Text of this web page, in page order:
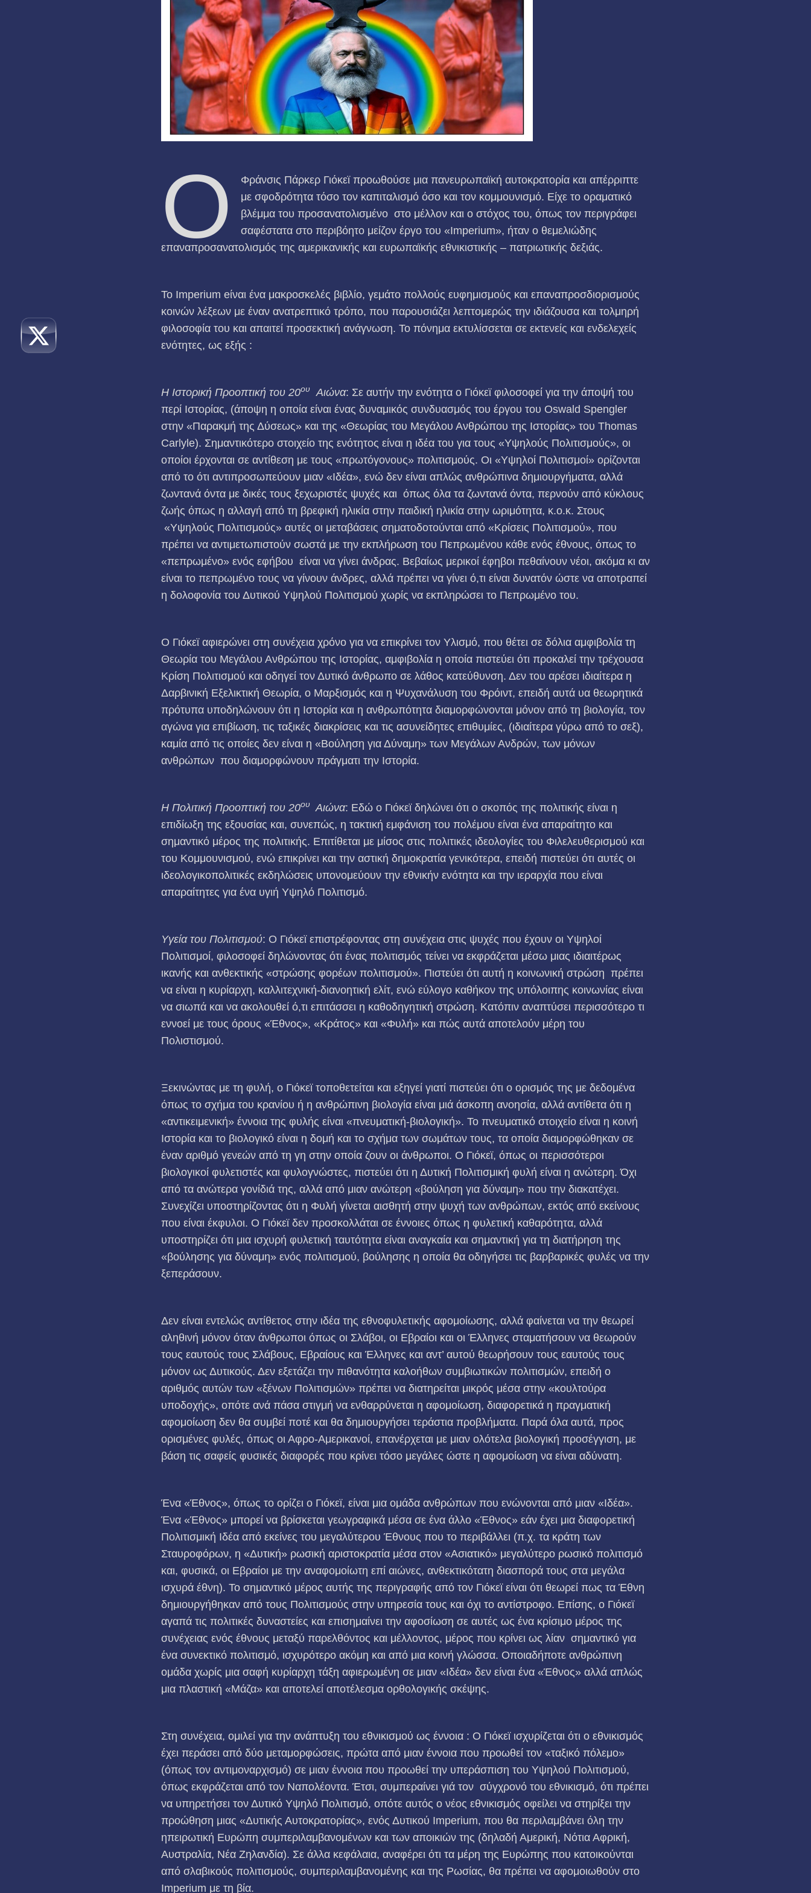
Ο
Φράνσις Πάρκερ Γιόκεϊ προωθούσε μια πανευρωπαϊκή αυτοκρατορία και απέρριπτε
με σφοδρότητα τόσο τον καπιταλισμό όσο και τον κομμουνισμό. Είχε το οραματικό
βλέμμα του προσανατολισμένο στο μέλλον και ο στόχος του, όπως τον περιγράφει
σαφέστατα στο περιβόητο μείζον έργο του «Imperium», ήταν ο θεμελιώδης
επαναπροσανατολισμός της αμερικανικής και ευρωπαϊκής εθνικιστικής – πατριωτικής δεξιάς.
Το Imperium eίναι ένα μακροσκελές βιβλίο, γεμάτο πολλούς ευφημισμούς και επαναπροσδιορισμούς
κοινών λέξεων με έναν ανατρεπτικό τρόπο, που παρουσιάζει λεπτομερώς την ιδιάζουσα και τολμηρή
φιλοσοφία του και απαιτεί προσεκτική ανάγνωση. Το πόνημα εκτυλίσσεται σε εκτενείς και ενδελεχείς
ενότητες, ως εξής :
Η Ιστορική Προοπτική του 20ου Αιώνα: Σε αυτήν την ενότητα ο Γιόκεϊ φιλοσοφεί για την άποψή του
περί Ιστορίας, (άποψη η οποία είναι ένας δυναμικός συνδυασμός του έργου του Oswald Spengler
στην «Παρακμή της Δύσεως» και της «Θεωρίας του Μεγάλου Ανθρώπου της Ιστορίας» του Thomas
Carlyle). Σημαντικότερο στοιχείο της ενότητος είναι η ιδέα του για τους «Υψηλούς Πολιτισμούς», οι
οποίοι έρχονται σε αντίθεση με τους «πρωτόγονους» πολιτισμούς. Οι «Υψηλοί Πολιτισμοί» ορίζονται
από το ότι αντιπροσωπεύουν μιαν «Ιδέα», ενώ δεν είναι απλώς ανθρώπινα δημιουργήματα, αλλά
ζωντανά όντα με δικές τους ξεχωριστές ψυχές και όπως όλα τα ζωντανά όντα, περνούν από κύκλους
ζωής όπως η αλλαγή από τη βρεφική ηλικία στην παιδική ηλικία στην ωριμότητα, κ.ο.κ. Στους
«Υψηλούς Πολιτισμούς» αυτές οι μεταβάσεις σηματοδοτούνται από «Κρίσεις Πολιτισμού», που
πρέπει να αντιμετωπιστούν σωστά με την εκπλήρωση του Πεπρωμένου κάθε ενός έθνους, όπως το
«πεπρωμένο» ενός εφήβου είναι να γίνει άνδρας. Βεβαίως μερικοί έφηβοι πεθαίνουν νέοι, ακόμα κι αν
είναι το πεπρωμένο τους να γίνουν άνδρες, αλλά πρέπει να γίνει ό,τι είναι δυνατόν ώστε να αποτραπεί
η δολοφονία του Δυτικού Υψηλού Πολιτισμού χωρίς να εκπληρώσει το Πεπρωμένο του.
Ο Γιόκεϊ αφιερώνει στη συνέχεια χρόνο για να επικρίνει τον Υλισμό, που θέτει σε δόλια αμφιβολία τη
Θεωρία του Μεγάλου Ανθρώπου της Ιστορίας, αμφιβολία η οποία πιστεύει ότι προκαλεί την τρέχουσα
Κρίση Πολιτισμού και οδηγεί τον Δυτικό άνθρωπο σε λάθος κατεύθυνση. Δεν του αρέσει ιδιαίτερα η
Δαρβινική Εξελικτική Θεωρία, ο Μαρξισμός και η Ψυχανάλυση του Φρόιντ, επειδή αυτά υα θεωρητικά
πρότυπα υποδηλώνουν ότι η Ιστορία και η ανθρωπότητα διαμορφώνονται μόνον από τη βιολογία, τον
αγώνα για επιβίωση, τις ταξικές διακρίσεις και τις ασυνείδητες επιθυμίες, (ιδιαίτερα γύρω από το σεξ),
καμία από τις οποίες δεν είναι η «Βούληση για Δύναμη» των Μεγάλων Ανδρών, των μόνων
ανθρώπων που διαμορφώνουν πράγματι την Ιστορία.
Η Πολιτική Προοπτική του 20ου Αιώνα: Εδώ ο Γιόκεϊ δηλώνει ότι ο σκοπός της πολιτικής είναι η
επιδίωξη της εξουσίας και, συνεπώς, η τακτική εμφάνιση του πολέμου είναι ένα απαραίτητο και
σημαντικό μέρος της πολιτικής. Επιτίθεται με μίσος στις πολιτικές ιδεολογίες του Φιλελευθερισμού και
του Κομμουνισμού, ενώ επικρίνει και την αστική δημοκρατία γενικότερα, επειδή πιστεύει ότι αυτές οι
ιδεολογικοπολιτικές εκδηλώσεις υπονομεύουν την εθνικήν ενότητα και την ιεραρχία που είναι
απαραίτητες για ένα υγιή Υψηλό Πολιτισμό.
Υγεία του Πολιτισμού: Ο Γιόκεϊ επιστρέφοντας στη συνέχεια στις ψυχές που έχουν οι Υψηλοί
Πολιτισμοί, φιλοσοφεί δηλώνοντας ότι ένας πολιτισμός τείνει να εκφράζεται μέσω μιας ιδιαιτέρως
ικανής και ανθεκτικής «στρώσης φορέων πολιτισμού». Πιστεύει ότι αυτή η κοινωνική στρώση πρέπει
να είναι η κυρίαρχη, καλλιτεχνική-διανοητική ελίτ, ενώ εύλογο καθήκον της υπόλοιπης κοινωνίας είναι
να σιωπά και να ακολουθεί ό,τι επιτάσσει η καθοδηγητική στρώση. Κατόπιν αναπτύσει περισσότερο τι
εννοεί με τους όρους «Έθνος», «Κράτος» και «Φυλή» και πώς αυτά αποτελούν μέρη του
Πολιστισμού.
Ξεκινώντας με τη φυλή, ο Γιόκεϊ τοποθετείται και εξηγεί γιατί πιστεύει ότι ο ορισμός της με δεδομένα
όπως το σχήμα του κρανίου ή η ανθρώπινη βιολογία είναι μιά άσκοπη ανοησία, αλλά αντίθετα ότι η
«αντικειμενική» έννοια της φυλής είναι «πνευματική-βιολογική». Το πνευματικό στοιχείο είναι η κοινή
Ιστορία και το βιολογικό είναι η δομή και το σχήμα των σωμάτων τους, τα οποία διαμορφώθηκαν σε
έναν αριθμό γενεών από τη γη στην οποία ζουν οι άνθρωποι. Ο Γιόκεϊ, όπως οι περισσότεροι
βιολογικοί φυλετιστές και φυλογνώστες, πιστεύει ότι η Δυτική Πολιτισμική φυλή είναι η ανώτερη. Όχι
από τα ανώτερα γονίδιά της, αλλά από μιαν ανώτερη «βούληση για δύναμη» που την διακατέχει.
Συνεχίζει υποστηρίζοντας ότι η Φυλή γίνεται αισθητή στην ψυχή των ανθρώπων, εκτός από εκείνους
που είναι έκφυλοι. Ο Γιόκεϊ δεν προσκολλάται σε έννοιες όπως η φυλετική καθαρότητα, αλλά
υποστηρίζει ότι μια ισχυρή φυλετική ταυτότητα είναι αναγκαία και σημαντική για τη διατήρηση της
«βούλησης για δύναμη» ενός πολιτισμού, βούλησης η οποία θα οδηγήσει τις βαρβαρικές φυλές να την
ξεπεράσουν.
Δεν είναι εντελώς αντίθετος στην ιδέα της εθνοφυλετικής αφομοίωσης, αλλά φαίνεται να την θεωρεί
αληθινή μόνον όταν άνθρωποι όπως οι Σλάβοι, οι Εβραίοι και οι Έλληνες σταματήσουν να θεωρούν
τους εαυτούς τους Σλάβους, Εβραίους και Έλληνες και αντ’ αυτού θεωρήσουν τους εαυτούς τους
μόνον ως Δυτικούς. Δεν εξετάζει την πιθανότητα καλοήθων συμβιωτικών πολιτισμών, επειδή ο
αριθμός αυτών των «ξένων Πολιτισμών» πρέπει να διατηρείται μικρός μέσα στην «κουλτούρα
υποδοχής», οπότε ανά πάσα στιγμή να ενθαρρύνεται η αφομοίωση, διαφορετικά η πραγματική
αφομοίωση δεν θα συμβεί ποτέ και θα δημιουργήσει τεράστια προβλήματα. Παρά όλα αυτά, προς
ορισμένες φυλές, όπως οι Αφρο-Αμερικανοί, επανέρχεται με μιαν ολότελα βιολογική προσέγγιση, με
βάση τις σαφείς φυσικές διαφορές που κρίνει τόσο μεγάλες ώστε η αφομοίωση να είναι αδύνατη.
Ένα «Έθνος», όπως το ορίζει ο Γιόκεϊ, είναι μια ομάδα ανθρώπων που ενώνονται από μιαν «Ιδέα».
Ένα «Έθνος» μπορεί να βρίσκεται γεωγραφικά μέσα σε ένα άλλο «Έθνος» εάν έχει μια διαφορετική
Πολιτισμική Ιδέα από εκείνες του μεγαλύτερου Έθνους που το περιβάλλει (π.χ. τα κράτη των
Σταυροφόρων, η «Δυτική» ρωσική αριστοκρατία μέσα στον «Ασιατικό» μεγαλύτερο ρωσικό πολιτισμό
και, φυσικά, οι Εβραίοι με την αναφομοίωτη επί αιώνες, ανθεκτικότατη διασπορά τους στα μεγάλα
ισχυρά έθνη). Το σημαντικό μέρος αυτής της περιγραφής από τον Γιόκεϊ είναι ότι θεωρεί πως τα Έθνη
δημιουργήθηκαν από τους Πολιτισμούς στην υπηρεσία τους και όχι το αντίστροφο. Επίσης, ο Γιόκεϊ
αγαπά τις πολιτικές δυναστείες και επισημαίνει την αφοσίωση σε αυτές ως ένα κρίσιμο μέρος της
συνέχειας ενός έθνους μεταξύ παρελθόντος και μέλλοντος, μέρος που κρίνει ως λίαν σημαντικό για
ένα συνεκτικό πολιτισμό, ισχυρότερο ακόμη και από μια κοινή γλώσσα. Οποιαδήποτε ανθρώπινη
ομάδα χωρίς μια σαφή κυρίαρχη τάξη αφιερωμένη σε μιαν «Ιδέα» δεν είναι ένα «Έθνος» αλλά απλώς
μια πλαστική «Μάζα» και αποτελεί αποτέλεσμα ορθολογικής σκέψης.
Στη συνέχεια, ομιλεί για την ανάπτυξη του εθνικισμού ως έννοια : Ο Γιόκεϊ ισχυρίζεται ότι ο εθνικισμός
έχει περάσει από δύο μεταμορφώσεις, πρώτα από μιαν έννοια που προωθεί τον «ταξικό πόλεμο»
(όπως τον αντιμοναρχισμό) σε μιαν έννοια που προωθεί την υπεράσπιση του Υψηλού Πολιτισμού,
όπως εκφράζεται από τον Ναπολέοντα. Έτσι, συμπεραίνει γιά τον σύγχρονό του εθνικισμό, ότι πρέπει
να υπηρετήσει τον Δυτικό Υψηλό Πολιτισμό, οπότε αυτός ο νέος εθνικισμός οφείλει να στηρίξει την
προώθηση μιας «Δυτικής Αυτοκρατορίας», ενός Δυτικού Imperium, που θα περιλαμβάνει όλη την
ηπειρωτική Ευρώπη συμπεριλαμβανομένων και των αποικιών της (δηλαδή Αμερική, Νότια Αφρική,
Αυστραλία, Νέα Ζηλανδία). Σε άλλα κεφάλαια, αναφέρει ότι τα μέρη της Ευρώπης που κατοικούνται
από σλαβικούς πολιτισμούς, συμπεριλαμβανομένης και της Ρωσίας, θα πρέπει να αφομοιωθούν στο
Imperium με τη βία.